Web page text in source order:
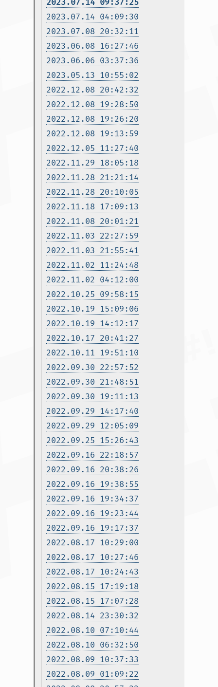
2023.07.14 09:37:25
2023.07.14 04:09:30
2023.07.08 20:32:11
2023.06.08 16:27:46
2023.06.06 03:37:36
2023.05.13 10:55:02
2022.12.08 20:42:32
2022.12.08 19:28:50
2022.12.08 19:26:20
2022.12.08 19:13:59
2022.12.05 11:27:40
2022.11.29 18:05:18
2022.11.28 21:21:14
2022.11.28 20:10:05
2022.11.18 17:09:13
2022.11.08 20:01:21
2022.11.03 22:27:59
2022.11.03 21:55:41
2022.11.02 11:24:48
2022.11.02 04:12:00
2022.10.25 09:58:15
2022.10.19 15:09:06
2022.10.19 14:12:17
2022.10.17 20:41:27
2022.10.11 19:51:10
2022.09.30 22:57:52
2022.09.30 21:48:51
2022.09.30 19:11:13
2022.09.29 14:17:40
2022.09.29 12:05:09
2022.09.25 15:26:43
2022.09.16 22:18:57
2022.09.16 20:38:26
2022.09.16 19:38:55
2022.09.16 19:34:37
2022.09.16 19:23:44
2022.09.16 19:17:37
2022.08.17 10:29:00
2022.08.17 10:27:46
2022.08.17 10:24:43
2022.08.15 17:19:18
2022.08.15 17:07:28
2022.08.14 23:30:32
2022.08.10 07:10:44
2022.08.10 06:32:50
2022.08.09 10:37:33
2022.08.09 01:09:22